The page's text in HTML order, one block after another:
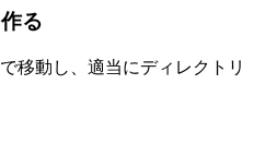
る
移動し、適当にディレクトリ